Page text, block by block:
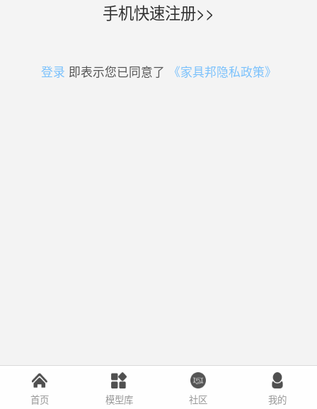
手机快速注册>>
登录 即表示您已同意了 《家具邦隐私政策》
首页 模型库 社区 我的